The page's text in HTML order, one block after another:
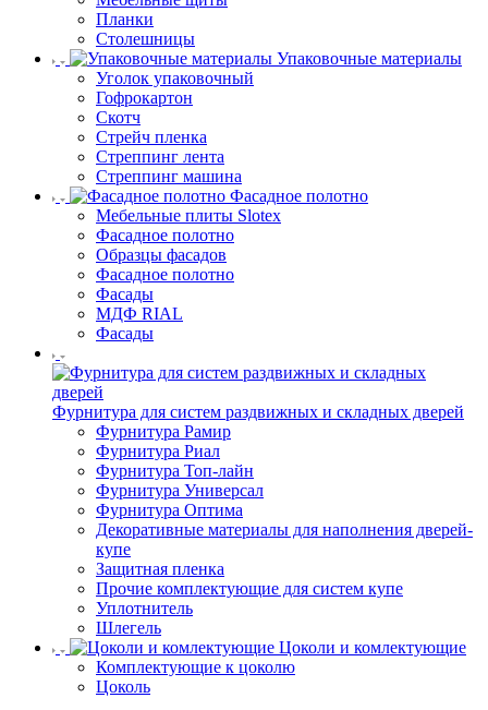
Планки
Столешницы
Упаковочные материалы
Уголок упаковочный
Гофрокартон
Скотч
Стрейч пленка
Стреппинг лента
Стреппинг машина
Фасадное полотно
Мебельные плиты Slotex
Фасадное полотно
Образцы фасадов
Фасадное полотно
Фасады
МДФ RIAL
Фасады
Фурнитура для систем раздвижных и складных дверей
Фурнитура Рамир
Фурнитура Риал
Фурнитура Топ-лайн
Фурнитура Универсал
Фурнитура Оптима
Декоративные материалы для наполнения дверей-
купе
Защитная пленка
Прочие комплектующие для систем купе
Уплотнитель
Шлегель
Цоколи и комлектующие
Комплектующие к цоколю
Цоколь